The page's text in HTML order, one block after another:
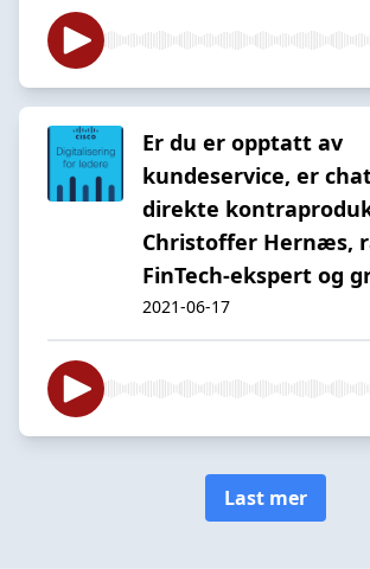
Er du er opptatt av
kundeservice, er
direkte
Christoffer Hernæs,
FinTech-ekspert og
2021-06-17
Last mer